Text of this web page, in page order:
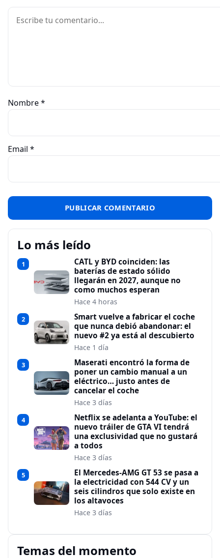
Comentario
Nombre*
Email *
Lo más leído
1
CATL y BYD coinciden: las
baterías de estado sólido
llegarán en 2027, aunque no
como muchos esperan
Hace 4 horas
2
Smart vuelve a fabricar el coche
que nunca debió abandonar: el
nuevo #2 ya está al descubierto
Hace 1 día
3
Maserati encontró la forma de
poner un cambio manual a un
eléctrico… justo antes de
cancelar el coche
Hace 3 días
4
Netflix se adelanta a YouTube: el
nuevo tráiler de GTA VI tendrá
una exclusividad que no gustará
a todos
Hace 3 días
5
El Mercedes-AMG GT 53 se pasa a
la electricidad con 544 CV y un
seis cilindros que solo existe en
los altavoces
Hace 3 días
Temas del momento